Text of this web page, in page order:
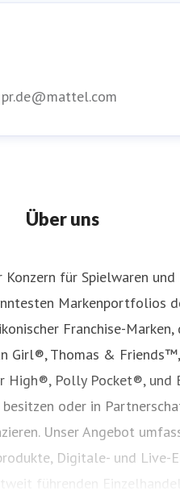
pr.de@mattel.com
Über uns
für Spielwaren
Markenportfolios
Franchise-
Girl®, Thomas &
High®, Polly Pocket®, und
oder in
Unser Angebot
Digitale- und Live-
führenden